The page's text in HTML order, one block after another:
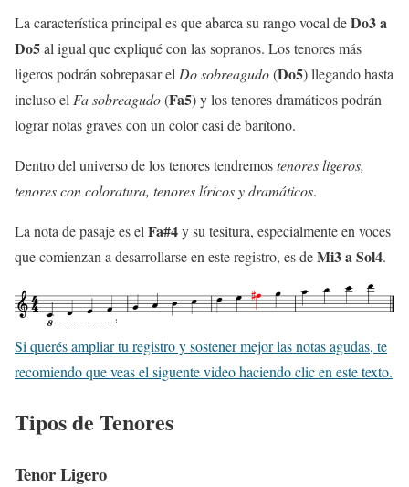
La característica principal es que abarca su rango vocal deDo3 a
Do5al igual que expliqué con las sopranos. Los tenores más
ligeros podrán sobrepasar el Do sobreagudo(Do5) llegando hasta
incluso el Fa sobreagudo(Fa5) y los tenores dramáticos podrán
lograr notas graves con un color casi de barítono.
Dentro del universo de los tenores tendremostenores ligeros,
tenores con coloratura, tenores líricos y dramáticos.
La nota de pasaje es el Fa#4y su tesitura, especialmente en voces
que comienzan a desarrollarse en este registro, es deMi3 a Sol4.
Si querés ampliar tu registro y sostener mejor las notas agudas, te
recomiendo que veas el siguente video haciendo clic en este texto.
Tipos de Tenores
Tenor Ligero